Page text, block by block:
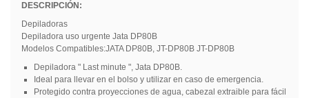
DESCRIPCIÓN:
Depiladoras
Depiladora uso urgente Jata DP80B
Modelos Compatibles:JATA DP80B, JT-DP80B JT-DP80B
Depiladora " Last minute ", Jata DP80B.
Ideal para llevar en el bolso y utilizar en caso de emergencia.
Protegido contra proyecciones de agua, cabezal extraible para fácil